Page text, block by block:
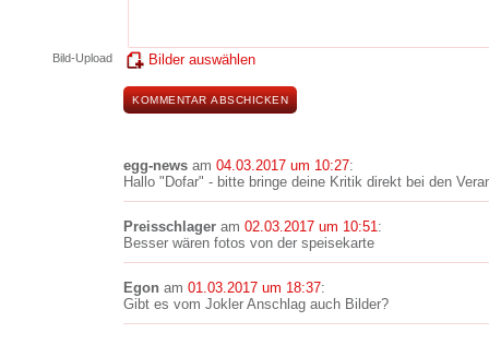
Bild-Upload Bilder auswählen
egg-news am 04.03.2017 um 10:27:
Hallo "Dofar" - bitte bringe deine Kritik direkt bei den
Preisschlager am 02.03.2017 um 10:51:
Besser wären fotos von der speisekarte
Egon am 01.03.2017 um 18:37:
Gibt es vom Jokler Anschlag auch Bilder?